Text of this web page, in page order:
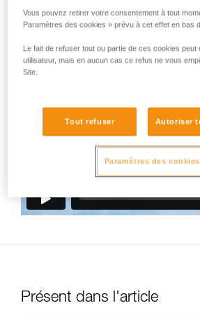
respecter la notice technique des
plus grand soin au réglage des
Présent dans l'article
Vous pouvez retirer votre consentement à tout
Paramètres des cookies » prévu à cet effet en bas
Le fait de refuser tout ou partie de ces cookies
utilisateur, mais en aucun cas ce refus ne vous
Site.
Tout refuser Autoriser
Paramètres des cookies